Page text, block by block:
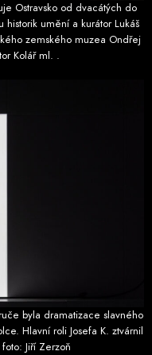
Ostravsko od dvacátých do
umění a kurátor Lukáš
zemského muzea Ondřej
Kolář ml. .
byla dramatizace slavného
Hlavní roli Josefa K. ztvárnil
Jiří Zerzoň